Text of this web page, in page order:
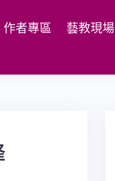
作者專區 藝教現場